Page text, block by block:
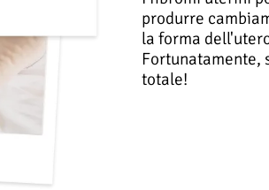
produrre
la forma
Fortunatamente,
totale!